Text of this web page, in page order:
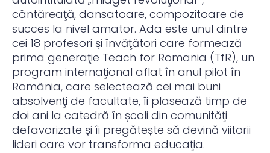
cântăreaţă, dansatoare, compozitoare de
succes la nivel amator. Ada este unul dintre
cei 18 profesori și învăţători care formează
prima generaţie Teach for Romania (TfR), un
program internaţional aflat în anul pilot în
România, care selectează cei mai buni
absolvenţi de facultate, îi plasează timp de
doi ani la catedră în școli din comunităţi
defavorizate și îi pregătește să devină viitorii
lideri care vor transforma educaţia.